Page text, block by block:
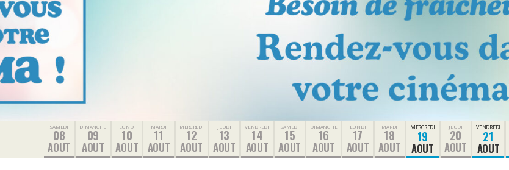
SAMEDI
08
AOUT
DIMANCHE
09
AOUT
LUNDI
10
AOUT
MARDI
11
AOUT
MERCREDI
12
AOUT
JEUDI
13
AOUT
VENDREDI
14
AOUT
SAMEDI
15
AOUT
DIMANCHE
16
AOUT
LUNDI
17
AOUT
MARDI
18
AOUT
MERCREDI
19
AOUT
JEUDI
20
AOUT
VENDREDI
21
AOUT